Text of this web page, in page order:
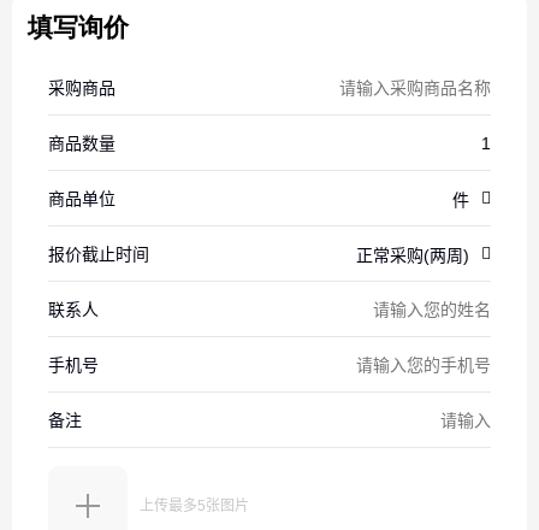
填写询价